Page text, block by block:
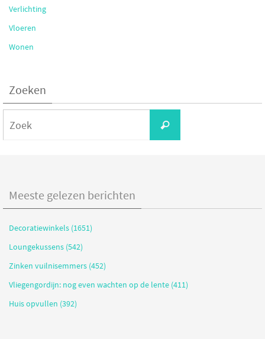
Verlichting
Vloeren
Wonen
Zoeken
Zoek
Meeste gelezen berichten
Decoratiewinkels (1651)
Loungekussens (542)
Zinken vuilnisemmers (452)
Vliegengordijn: nog even wachten op de lente (411)
Huis opvullen (392)